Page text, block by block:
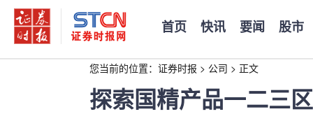
首页 快讯 要闻 股市
您当前的位置： 证券时报 > 公司 > 正文
探索国精产品一二三